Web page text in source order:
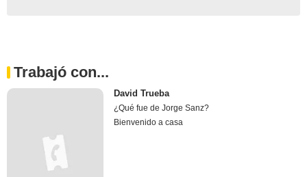
Trabajó con...
David Trueba
¿Qué fue de Jorge Sanz?
Bienvenido a casa